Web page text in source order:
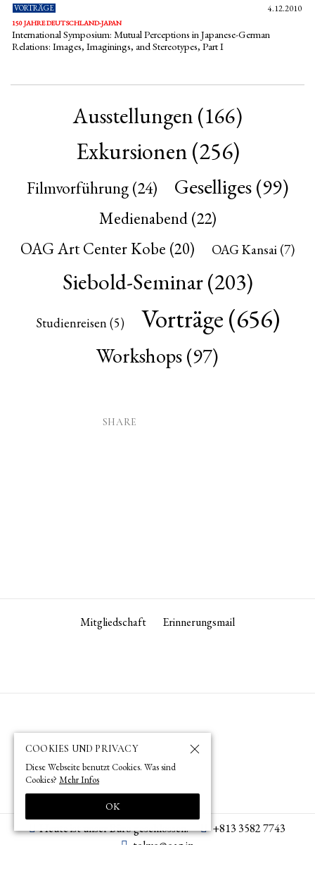
VORTRÄGE 4.12.2010
150 JAHRE DEUTSCHLAND-JAPAN
International Symposium: Mutual Perceptions in Japanese-German
Relations: Images, Imaginings, and Stereotypes, Part I
Ausstellungen (166)
Exkursionen(256)
Filmvorführung(24) Geselliges(99)
Medienabend(22)
OAG Art Center Kobe (20) OAG Kansai (7)
Siebold-Seminar(203)
Studienreisen(5) Vorträge(656)
Workshops(97)
SHARE
Mitgliedschaft Erinnerungsmail
Heute ist unser Büro geschlossen.
+813 3582 7743
tokyo­@­oag­.­jp
COOKIES UND PRIVACY
Diese Webseite benutzt Cookies. Was sind
Cookies? Mehr Infos
OK